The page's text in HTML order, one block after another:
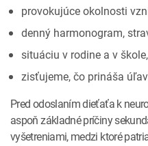
provokujúce okolnosti
denný harmonogram,
situáciu v rodine a v škole,
zisťujeme, čo prináša
Pred odoslaním dieťaťa k
aspoň základné príčiny
vyšetreniami, medzi ktoré